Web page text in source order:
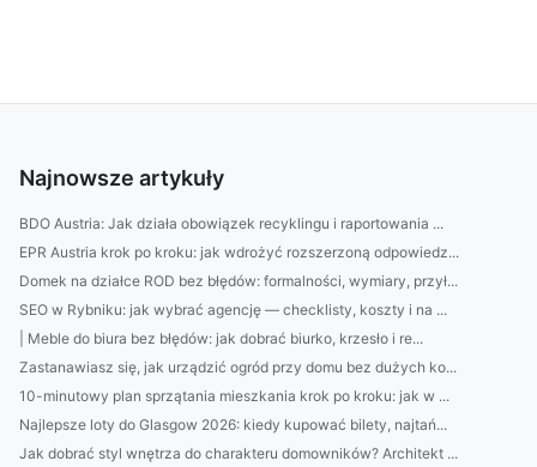
Najnowsze artykuły
BDO Austria: Jak działa obowiązek recyklingu i raportowania ...
EPR Austria krok po kroku: jak wdrożyć rozszerzoną odpowiedz...
Domek na działce ROD bez błędów: formalności, wymiary, przył...
SEO w Rybniku: jak wybrać agencję — checklisty, koszty i na ...
| Meble do biura bez błędów: jak dobrać biurko, krzesło i re...
Zastanawiasz się, jak urządzić ogród przy domu bez dużych ko...
10-minutowy plan sprzątania mieszkania krok po kroku: jak w ...
Najlepsze loty do Glasgow 2026: kiedy kupować bilety, najtań...
Jak dobrać styl wnętrza do charakteru domowników? Architekt ...